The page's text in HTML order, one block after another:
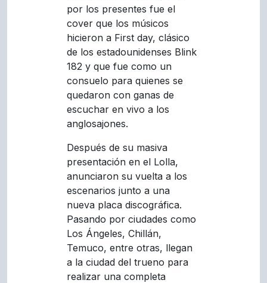
por los presentes fue el
cover que los músicos
hicieron a First day, clásico
de los estadounidenses Blink
182 y que fue como un
consuelo para quienes se
quedaron con ganas de
escuchar en vivo a los
anglosajones.
Después de su masiva
presentación en el Lolla,
anunciaron su vuelta a los
escenarios junto a una
nueva placa discográfica.
Pasando por ciudades como
Los Ángeles, Chillán,
Temuco, entre otras, llegan
a la ciudad del trueno para
realizar una completa